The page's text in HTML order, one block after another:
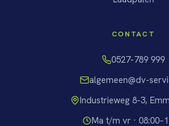
CONTACT
0527-789 999
algemeen@dv-
Industrieweg 8-3,
Ma t/m vr ·